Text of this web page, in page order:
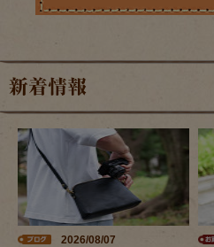
新着情報
2026/08/07